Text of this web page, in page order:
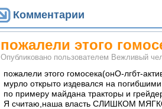
Комментарии
пожалели этого
Опубликовано пользователем Вежливый
пожалели этого гомосека(онО-лгбт-
мурло открыто издевался на
по примеру майдана тракторы и
Я считаю,наша власть СЛИШКОМ МЯГКО